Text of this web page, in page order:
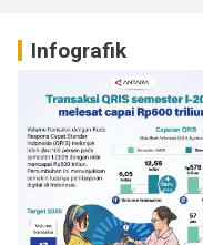
Infografik